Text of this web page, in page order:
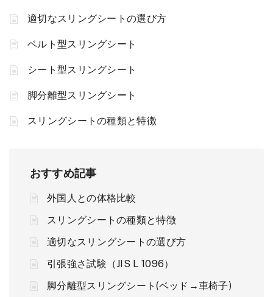
適切なスリングシートの選び方
ベルト型スリングシート
シート型スリングシート
脚分離型スリングシート
スリングシートの種類と特徴
おすすめ記事
外国人との体格比較
スリングシートの種類と特徴
適切なスリングシートの選び方
引張強さ試験（JIS L 1096）
脚分離型スリングシート(ベッド→車椅子)